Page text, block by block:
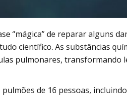
“mágica” de reparar alguns
científico. As substâncias
pulmonares, transformando
de 16 pessoas,